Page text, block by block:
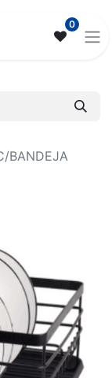
0
BANDEJA